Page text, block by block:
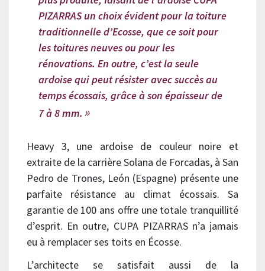
PIZARRAS un choix évident pour la toiture
traditionnelle d’Ecosse, que ce soit pour
les toitures neuves ou pour les
rénovations. En outre, c’est la seule
ardoise qui peut résister avec succès au
temps écossais, grâce à son épaisseur de
7 à 8 mm.
Heavy 3, une ardoise de couleur noire et
extraite de la carrière Solana de Forcadas, à San
Pedro de Trones, León (Espagne) présente une
parfaite résistance au climat écossais. Sa
garantie de 100 ans offre une totale tranquillité
d’esprit. En outre, CUPA PIZARRAS n’a jamais
eu à remplacer ses toits en Écosse.
L’architecte se satisfait aussi de la